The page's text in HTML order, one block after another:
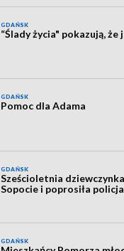
GDAŃSK
“Ślady życia" pokazują, że
GDAŃSK
Pomoc dla Adama
GDAŃSK
Sześcioletnia
Sopocie i poprosiła
GDAŃSK